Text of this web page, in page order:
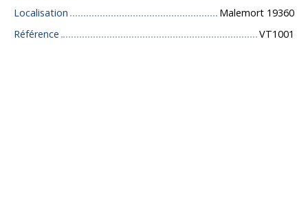
Localisation
Malemort 19360
Référence
VT1001